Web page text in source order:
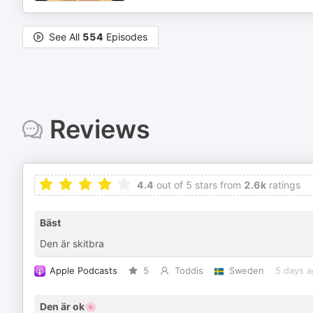
See All 554 Episodes
Reviews
4.4 out of 5 stars from 2.6k ratings
Bäst
Den är skitbra
Apple Podcasts 5 Toddis Sweden 5 days
Den är ok🌸